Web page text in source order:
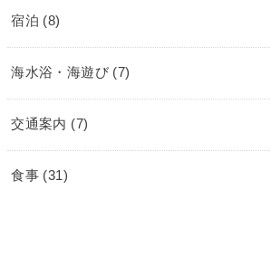
宿泊 (8)
海水浴・海遊び (7)
交通案内 (7)
食事 (31)